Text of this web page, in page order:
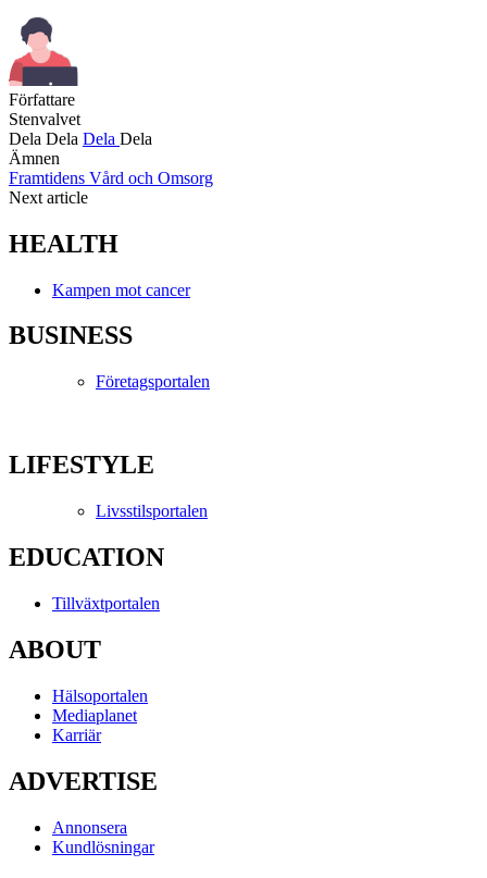
Författare
Stenvalvet
Dela Dela Dela Dela
Ämnen
Framtidens Vård och Omsorg
Next article
HEALTH
Kampen mot cancer
BUSINESS
Företagsportalen
LIFESTYLE
Livsstilsportalen
EDUCATION
Tillväxtportalen
ABOUT
Hälsoportalen
Mediaplanet
Karriär
ADVERTISE
Annonsera
Kundlösningar